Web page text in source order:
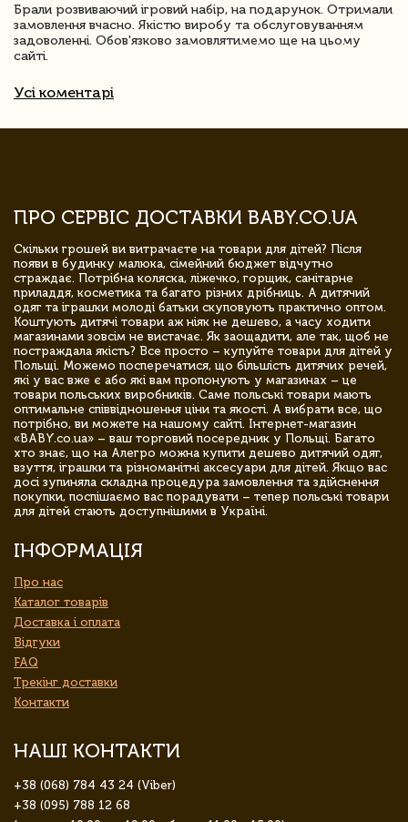
Брали розвиваючий ігровий набір, на подарунок. Отримали
замовлення вчасно. Якістю виробу та обслуговуванням
задоволенні. Обов'язково замовлятимемо ще на цьому
сайті.
Усі коментарі
ПРО СЕРВІС ДОСТАВКИ BABY.CO.UA
Скільки грошей ви витрачаєте на товари для дітей? Після
появи в будинку малюка, сімейний бюджет відчутно
страждає. Потрібна коляска, ліжечко, горщик, санітарне
приладдя, косметика та багато різних дрібниць. А дитячий
одяг та іграшки молоді батьки скуповують практично оптом.
Коштують дитячі товари аж ніяк не дешево, а часу ходити
магазинами зовсім не вистачає. Як заощадити, але так, щоб не
постраждала якість? Все просто – купуйте товари для дітей у
Польщі. Можемо посперечатися, що більшість дитячих речей,
які у вас вже є або які вам пропонують у магазинах – це
товари польських виробників. Саме польські товари мають
оптимальне співвідношення ціни та якості. А вибрати все, що
потрібно, ви можете на нашому сайті. Інтернет-магазин
«BABY.co.ua» – ваш торговий посередник у Польщі. Багато
хто знає, що на Алегро можна купити дешево дитячий одяг,
взуття, іграшки та різноманітні аксесуари для дітей. Якщо вас
досі зупиняла складна процедура замовлення та здійснення
покупки, поспішаємо вас порадувати – тепер польські товари
для дітей стають доступнішими в Україні.
ІНФОРМАЦІЯ
Про нас
Каталог товарів
Доставка і оплата
Відгуки
FAQ
Трекінг доставки
Контакти
НАШІ КОНТАКТИ
+38 (068) 784 43 24 (Viber)
+38 (095) 788 12 68